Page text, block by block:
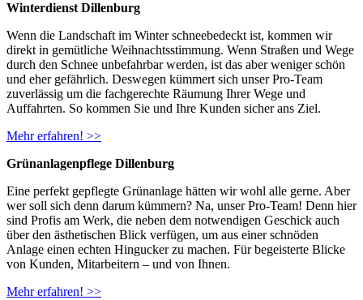
Winterdienst Dillenburg
Wenn die Landschaft im Winter schneebedeckt ist, kommen wir
direkt in gemütliche Weihnachtsstimmung. Wenn Straßen und Wege
durch den Schnee unbefahrbar werden, ist das aber weniger schön
und eher gefährlich. Deswegen kümmert sich unser Pro-Team
zuverlässig um die fachgerechte Räumung Ihrer Wege und
Auffahrten. So kommen Sie und Ihre Kunden sicher ans Ziel.
Mehr erfahren! >>
Grünanlagenpflege Dillenburg
Eine perfekt gepflegte Grünanlage hätten wir wohl alle gerne. Aber
wer soll sich denn darum kümmern? Na, unser Pro-Team! Denn hier
sind Profis am Werk, die neben dem notwendigen Geschick auch
über den ästhetischen Blick verfügen, um aus einer schnöden
Anlage einen echten Hingucker zu machen. Für begeisterte Blicke
von Kunden, Mitarbeitern – und von Ihnen.
Mehr erfahren! >>